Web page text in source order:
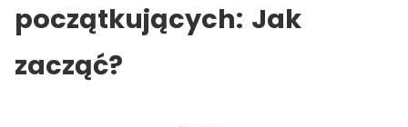
początkujących: Jak
zacząć?